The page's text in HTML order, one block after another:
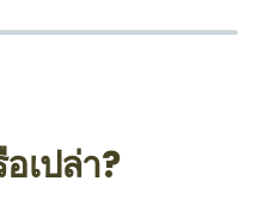
เปล่า?